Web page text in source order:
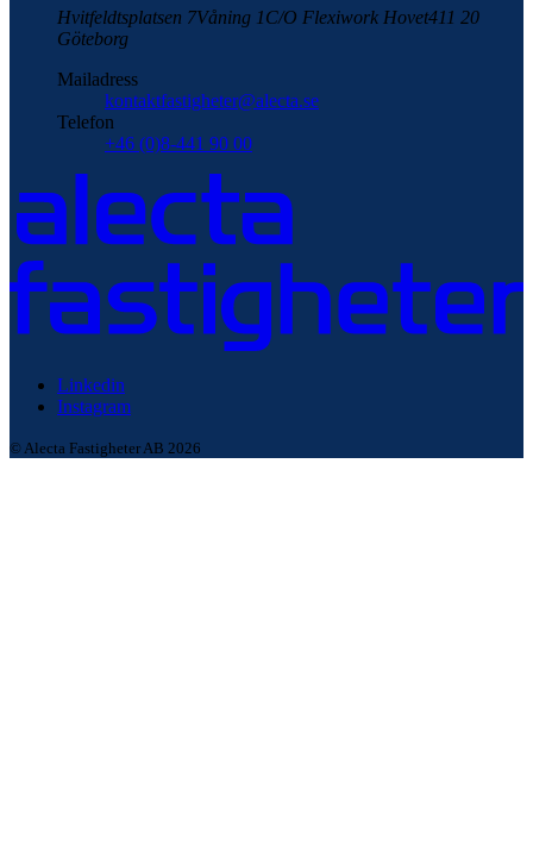
Hvitfeldtsplatsen 7Våning 1C/O Flexiwork Hovet411 20
Göteborg
Mailadress
kontaktfastigheter@alecta.se
Telefon
+46 (0)8-441 90 00
Linkedin
Instagram
© Alecta Fastigheter AB 2026